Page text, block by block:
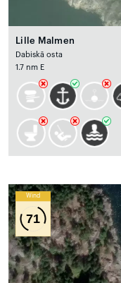
Lille Malmen
Dabiskā osta
1.7 nm E
Wind
71